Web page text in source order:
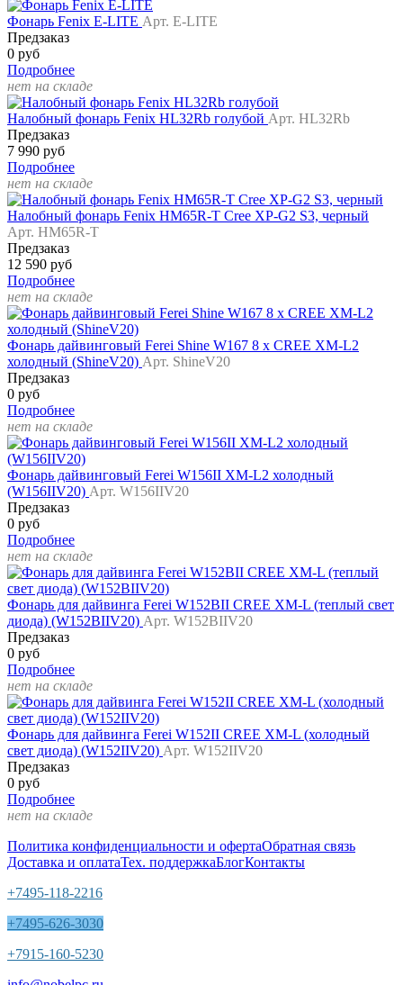
Фонарь Fenix E-LITE Арт. E-LITE
Предзаказ
0 руб
Подробнее
нет на складе
Налобный фонарь Fenix HL32Rb голубой Арт. HL32Rb
Предзаказ
7 990 руб
Подробнее
нет на складе
Налобный фонарь Fenix HM65R-T Cree XP-G2 S3, черный
Арт. HM65R-T
Предзаказ
12 590 руб
Подробнее
нет на складе
Фонарь дайвинговый Ferei Shine W167 8 x CREE XM-L2
холодный (ShineV20) Арт. ShineV20
Предзаказ
0 руб
Подробнее
нет на складе
Фонарь дайвинговый Ferei W156II XM-L2 холодный
(W156IIV20) Арт. W156IIV20
Предзаказ
0 руб
Подробнее
нет на складе
Фонарь для дайвинга Ferei W152BII CREE XM-L (теплый свет
диода) (W152BIIV20) Арт. W152BIIV20
Предзаказ
0 руб
Подробнее
нет на складе
Фонарь для дайвинга Ferei W152II CREE XM-L (холодный
свет диода) (W152IIV20) Арт. W152IIV20
Предзаказ
0 руб
Подробнее
нет на складе
Политика конфиденциальности и офертаОбратная связь
Доставка и оплатаТех. поддержкаБлогКонтакты
+7495-118-2216
+7495-626-3030
+7915-160-5230